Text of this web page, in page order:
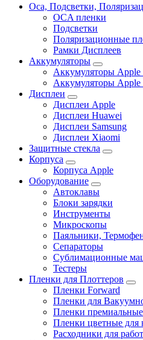
Oca, Подсветки,
OCA пленки
Подсветки
Поляризационные
Рамки Дисплеев
Аккумуляторы
Аккумуляторы Apple
Аккумуляторы Apple
Дисплеи
Дисплеи Apple
Дисплеи Huawei
Дисплеи Samsung
Дисплеи Xiaomi
Защитные стекла
Корпуса
Корпуса Apple
Оборудование
Автоклавы
Блоки зарядки
Инструменты
Микроскопы
Паяльники,
Сепараторы
Сублимационные
Тестеры
Пленки для Плоттеров
Пленки Forward
Пленки для
Пленки
Пленки цветные для
Расходники для